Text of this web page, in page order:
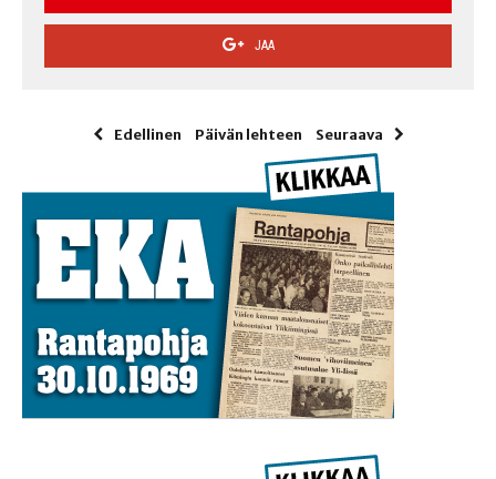
JAA
Edellinen Päivän lehteen Seuraava